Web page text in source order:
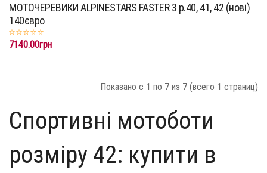
МОТОЧЕРЕВИКИ ALPINESTARS FASTER 3 р.40, 41, 42 (нові)
140євро
7140.00грн
Показано с 1 по 7 из 7 (всего 1 страниц)
Спортивні мотоботи
розміру 42: купити в